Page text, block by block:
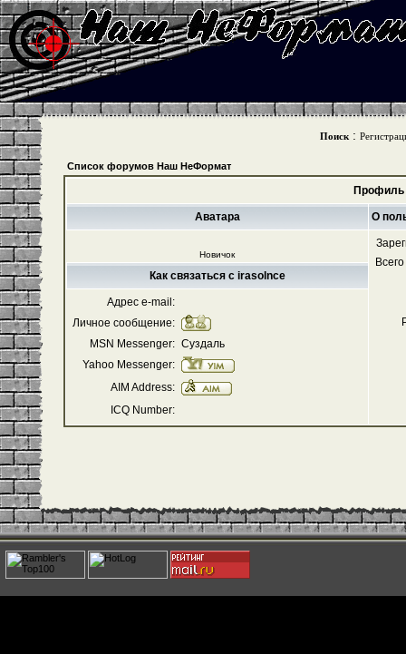
Поиск :
Список форумов Наш НеФормат
Профиль
Аватара О
Новичок
Как связаться с irasolnce
Адрес e-mail:
Личное сообщение:
MSN Messenger: Суздаль
Yahoo Messenger:
AIM Address:
ICQ Number: